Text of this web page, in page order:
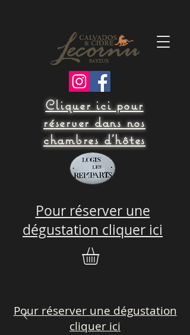
Cliquer ici pour
réserver dans nos
chambres d'hôtes
Pour réserver une
dégustation cliquer ici
Pour réserver une dégustation
cliquer ici